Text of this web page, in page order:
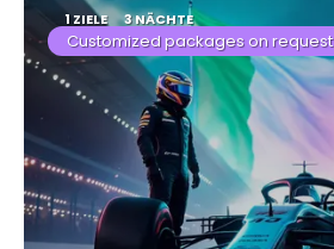
1 ZIELE 3 NÄCHTE
Customized packages on request